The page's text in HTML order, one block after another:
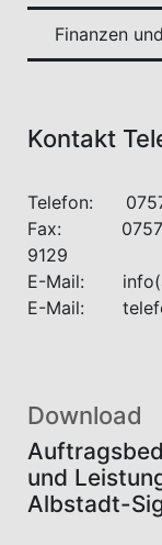
Finanzen
Kontakt
Telefon:
Fax: 07571 -
9129
E-Mail:
E-Mail:
Download
und
Albstadt-